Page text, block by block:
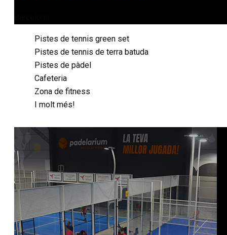
Pistes de tennis green set
Pistes de tennis de terra batuda
Pistes de pàdel
Cafeteria
Zona de fitness
I molt més!